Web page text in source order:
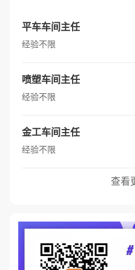
平车车间主任
经验不限
喷塑车间主任
经验不限
金工车间主任
经验不限
查看